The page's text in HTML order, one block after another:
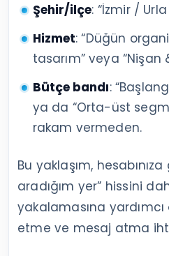
Şehir/ilçe: “İzmir /
Hizmet: “Düğün
tasarım” veya “Nişan
Bütçe bandı:
ya da “Orta-üst
rakam vermeden.
Bu yaklaşım,
aradığım yer” hissini
yakalamasına
etme ve mesaj atma